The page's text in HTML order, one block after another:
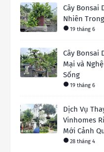
Cây Bonsai
Nhiên
19 tháng 6
Cây Bonsai
Mại và
Sống
19 tháng 6
Dịch Vụ
Vinhomes
Mới Cảnh
28 tháng 4